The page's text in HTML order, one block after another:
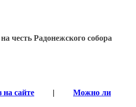
честь Радонежского собора
на сайте | Можно ли